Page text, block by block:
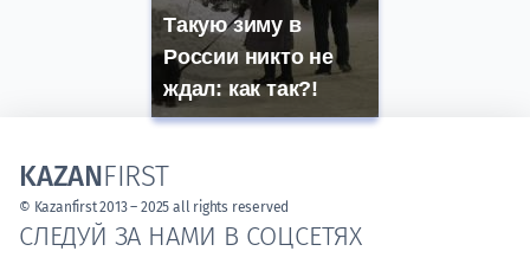
Такую зиму в
России никто не
ждал: как так?!
СЛЕДУЙ ЗА НАМИ В СОЦСЕТЯХ
KAZANFIRST
© Kazanfirst 2013 – 2025 all rights reserved